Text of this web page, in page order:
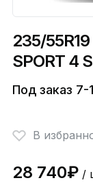
235/
SPORT 4
Под заказ 7-
В
28 740₽/